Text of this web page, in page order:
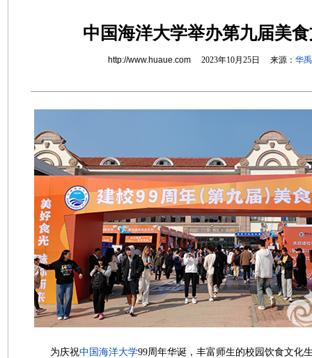
中国海洋大学举办第九届美
http://www.huaue.com2023年10月25日 来源： 华
为庆祝中国海洋大学99周年华诞，丰富师生的校园饮食文化